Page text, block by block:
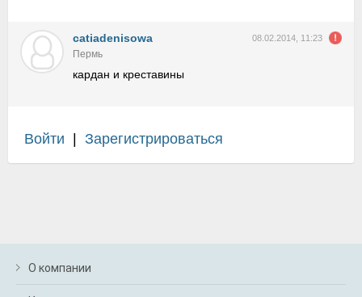
catiadenisowa 08.02.2014, 11:23
Пермь
кардан и креставины
Войти Зарегистрироваться
О компании